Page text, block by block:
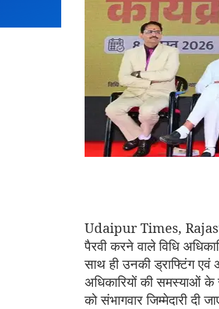
Udaipur Times,
पैरवी करने वाले विधि
साथ ही उनकी ड्राफ्टिंग एवं
अधिकारियों की समस्याओं
को संभागवार जिम्मेदारी दी